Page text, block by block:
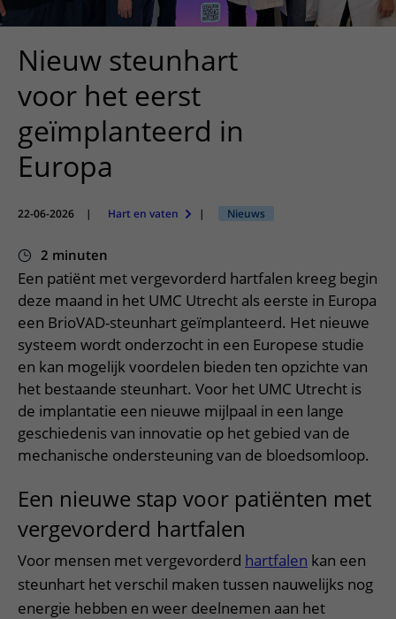
Verpleegafdelingen
Zorgverleners
Ik ben zwanger of net bevallen
Onze verpleegafdelingen
Onze faciliteiten
Ondersteuning en begeleiding
Samen met kinderen en ouders
Zorgkosten
Wachttijden
Betere zorg door onderzoek
Werken in het WKZ
Virtuele plattegrond
Werken bij het WKZ
Steun het WKZ
Nieuw steunhart
voor het eerst
geïmplanteerd in
Europa
22-06-2026 | Hart en vaten | Nieuws
2 minuten
Een patiënt met vergevorderd hartfalen kreeg begin
deze maand in het UMC Utrecht als eerste in Europa
een BrioVAD-steunhart geïmplanteerd. Het nieuwe
systeem wordt onderzocht in een Europese studie
en kan mogelijk voordelen bieden ten opzichte van
het bestaande steunhart. Voor het UMC Utrecht is
de implantatie een nieuwe mijlpaal in een lange
geschiedenis van innovatie op het gebied van de
mechanische ondersteuning van de bloedsomloop.
Een nieuwe stap voor patiënten met
vergevorderd hartfalen
Voor mensen met vergevorderd hartfalen kan een
steunhart het verschil maken tussen nauwelijks nog
energie hebben en weer deelnemen aan het